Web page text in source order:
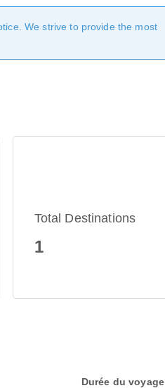
We strive to provide the most
Total Destinations
1
Durée du voyage